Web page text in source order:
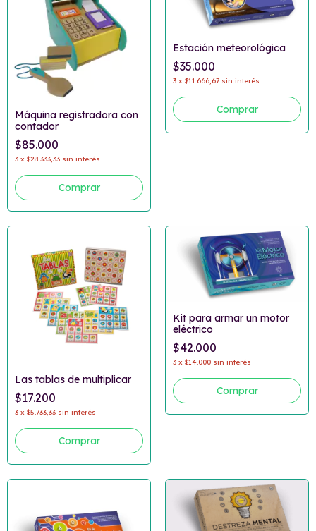
Máquina registradora con
contador
$85.000
3 x $28.333,33 sin interés
Estación meteorológica
$35.000
3 x $11.666,67 sin interés
Las tablas de multiplicar
$17.200
3 x $5.733,33 sin interés
Kit para armar un motor
eléctrico
$42.000
3 x $14.000 sin interés